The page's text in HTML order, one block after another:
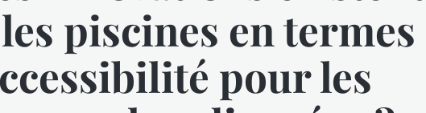
piscines en termes
pour les